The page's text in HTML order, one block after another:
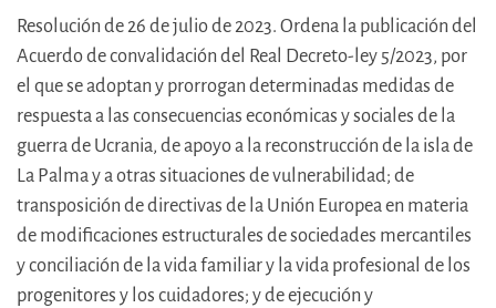
Resolución de 26 de julio de 2023. Ordena la publicación del
Acuerdo de convalidación del Real Decreto-ley 5/2023, por
el que se adoptan y prorrogan determinadas medidas de
respuesta a las consecuencias económicas y sociales de la
guerra de Ucrania, de apoyo a la reconstrucción de la isla de
La Palma y a otras situaciones de vulnerabilidad; de
transposición de directivas de la Unión Europea en materia
de modificaciones estructurales de sociedades mercantiles
y conciliación de la vida familiar y la vida profesional de los
progenitores y los cuidadores; y de ejecución y